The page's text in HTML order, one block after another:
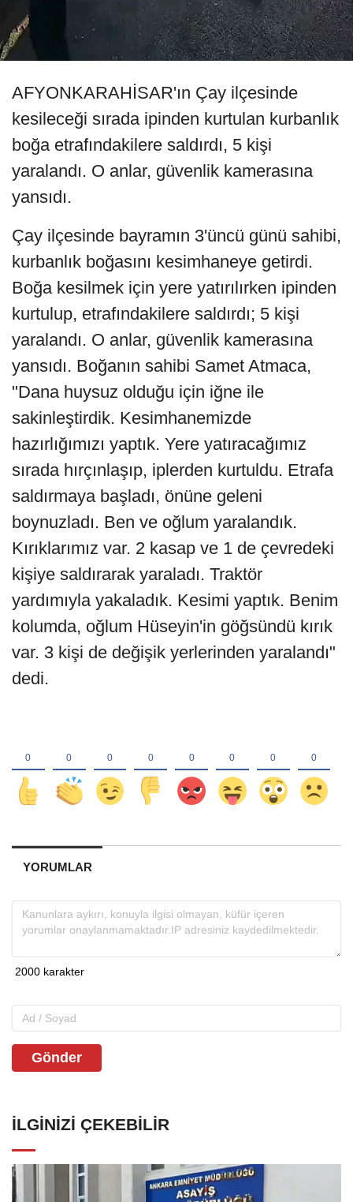
AFYONKARAHİSAR'ın Çay ilçesinde
kesileceği sırada ipinden kurtulan kurbanlık
boğa etrafındakilere saldırdı, 5 kişi
yaralandı. O anlar, güvenlik kamerasına
yansıdı.
Çay ilçesinde bayramın 3'üncü günü sahibi,
kurbanlık boğasını kesimhaneye getirdi.
Boğa kesilmek için yere yatırılırken ipinden
kurtulup, etrafındakilere saldırdı; 5 kişi
yaralandı. O anlar, güvenlik kamerasına
yansıdı. Boğanın sahibi Samet Atmaca,
"Dana huysuz olduğu için iğne ile
sakinleştirdik. Kesimhanemizde
hazırlığımızı yaptık. Yere yatıracağımız
sırada hırçınlaşıp, iplerden kurtuldu. Etrafa
saldırmaya başladı, önüne geleni
boynuzladı. Ben ve oğlum yaralandık.
Kırıklarımız var. 2 kasap ve 1 de çevredeki
kişiye saldırarak yaraladı. Traktör
yardımıyla yakaladık. Kesimi yaptık. Benim
kolumda, oğlum Hüseyin'in göğsündü kırık
var. 3 kişi de değişik yerlerinden yaralandı"
dedi.
YORUMLAR
Gönder
İLGINIZI ÇEKEBILIR